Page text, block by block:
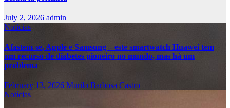
July 2, 2026 admin
Notícias
Afastem-se, Apple e Samsung – este smartwatch Huawei tem
um recurso de diabetes pioneiro no mundo, mas há um
problema
February 13, 2026 Murilo Barbosa Castro
Notícias